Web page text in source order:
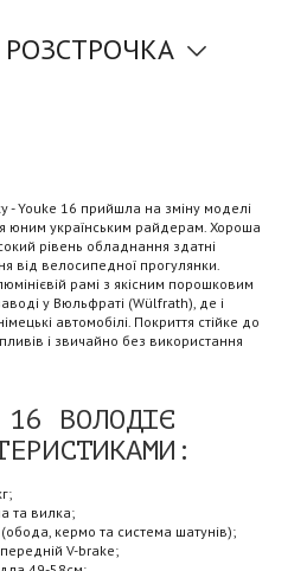
- Youke 16 прийшла на зміну моделі
юним українським райдерам. Хороша
рівень обладнання здатні
від велосипедної прогулянки.
рамі з якісним порошковим
у Вюльфраті (Wülfrath), де і
автомобілі. Покриття стійке до
і звичайно без використання
16 ВОЛОДІЄ
та вилка;
кермо та система шатунів);
V-brake;